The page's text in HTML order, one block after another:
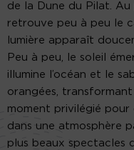
de la Dune du Pilat.
retrouve peu à peu le
lumière apparaît
Peu à peu, le soleil
illumine l’océan et le
orangées,
moment privilégié
dans une atmosphère
plus beaux spectacles